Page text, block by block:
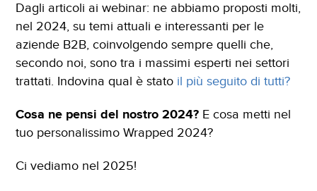
Dagli articoli ai webinar: ne abbiamo proposti molti,
nel 2024, su temi attuali e interessanti per le
aziende B2B, coinvolgendo sempre quelli che,
secondo noi, sono tra i massimi esperti nei settori
trattati. Indovina qual è stato il più seguito di tutti?
Cosa ne pensi del nostro 2024? E cosa metti nel
tuo personalissimo Wrapped 2024?
Ci vediamo nel 2025!